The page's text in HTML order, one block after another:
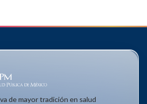
de mayor tradición en salud